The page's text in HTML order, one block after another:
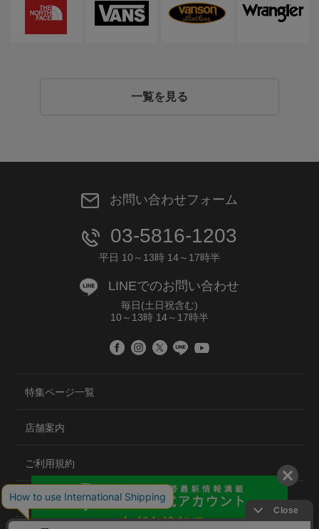
一覧を見る
お問い合わせフォーム
03-5816-1203
平日 10～13時 14～17時半
LINEでのお問い合わせ
毎日(土日祝含む)
10～13時 14～17時半
特集ページ一覧
店舗案内
ご利用規約
プライバシーポリシー